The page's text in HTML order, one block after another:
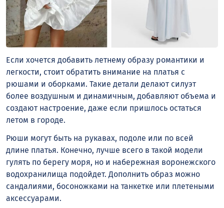
Если хочется добавить летнему образу романтики и
легкости, стоит обратить внимание на платья с
рюшами и оборками. Такие детали делают силуэт
более воздушным и динамичным, добавляют объема и
создают настроение, даже если пришлось остаться
летом в городе.
Рюши могут быть на рукавах, подоле или по всей
длине платья. Конечно, лучше всего в такой модели
гулять по берегу моря, но и набережная воронежского
водохранилища подойдет. Дополнить образ можно
сандалиями, босоножками на танкетке или плетеными
аксессуарами.